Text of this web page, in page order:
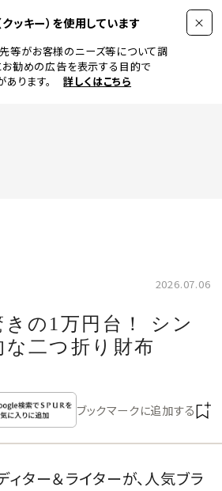
ッキー）を使用しています
等がお客様のニーズ等について調
勧めの広告を表示する目的で
ります。
詳しくはこちら
2026.07.06
きの1万円台！ シン
二つ折り財布
ブックマークに追加する
ター＆ライターが、人気ブラ